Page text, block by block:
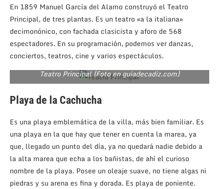
En 1859 Manuel García del Alamo construyó el Teatro
Principal, de tres plantas. Es un teatro «a la italiana»
decimonónico, con fachada clasicista y aforo de 568
espectadores. En su programación, podemos ver danzas,
conciertos, teatros, cine y varios espectáculos.
Teatro Principal [Foto en guiadecadiz.com]
Playa de la Cachucha
Es una playa emblemática de la villa, más bien familiar. Es
una playa en la que hay que tener en cuenta la marea, ya
que, llegado un punto del día, ya no quedará nadie debido a
la alta marea que echa a los bañistas, de ahí el curioso
nombre de la playa. Posee un oleaje suave, no tiene algas ni
piedras y su arena es fina y dorada. Es playa de poniente.